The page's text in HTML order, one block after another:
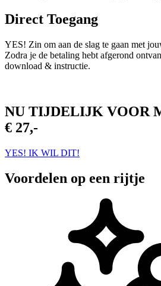
Direct Toegang
YES! Zin om aan de slag te gaan met
Zodra je de betaling hebt afgerond
download & instructie.
NU TIJDELIJK VOOR
€ 27,-
YES! IK WIL DIT!
Voordelen op een rijtje